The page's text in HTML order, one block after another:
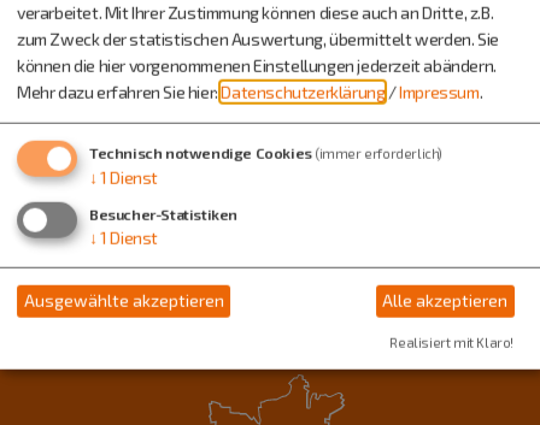
Absenden
*) Pflichtfeld
Eine Kopie dieser E-Mail wird an Ihre Adresse verschickt.
verarbeitet. Mit Ihrer Zustimmung können diese auch an Dritte, z.B.
zum Zweck der statistischen Auswertung, übermittelt werden. Sie
können die hier vorgenommenen Einstellungen jederzeit abändern.
Mehr dazu erfahren Sie hier:Datenschutzerklärung /Impressum.
Technisch notwendige Cookies (immer erforderlich)
↓ 1 Dienst
Besucher-Statistiken
↓ 1 Dienst
Ausgewählte akzeptieren Alle akzeptieren
Realisiert mit Klaro!